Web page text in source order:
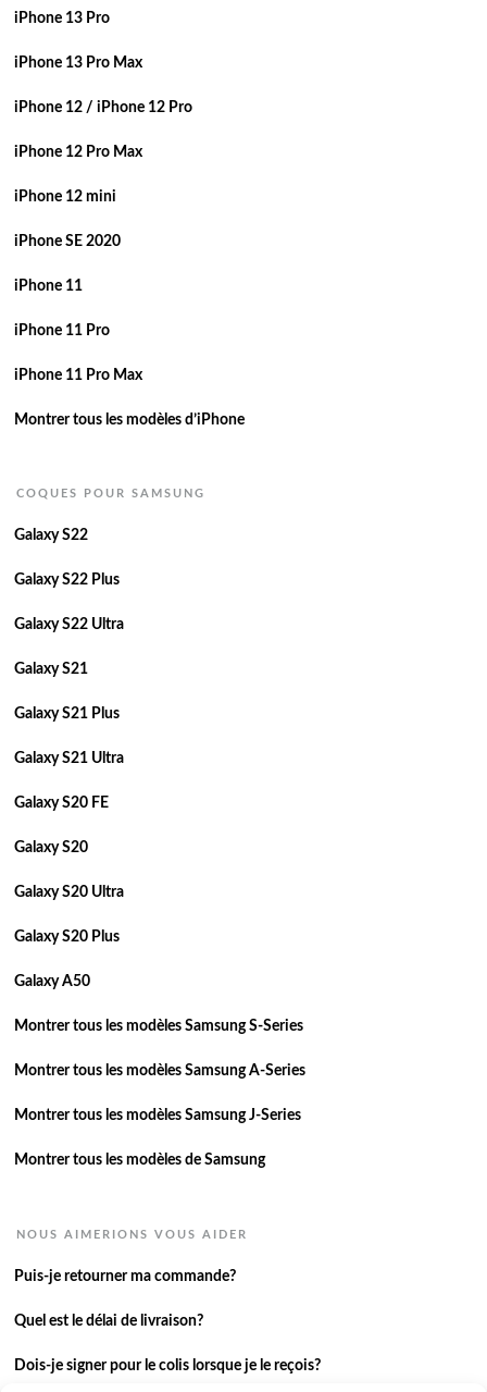
iPhone 13 Pro
iPhone 13 Pro Max
iPhone 12 / iPhone 12 Pro
iPhone 12 Pro Max
iPhone 12 mini
iPhone SE 2020
iPhone 11
iPhone 11 Pro
iPhone 11 Pro Max
Montrer tous les modèles d’iPhone
COQUES POUR SAMSUNG
Galaxy S22
Galaxy S22 Plus
Galaxy S22 Ultra
Galaxy S21
Galaxy S21 Plus
Galaxy S21 Ultra
Galaxy S20 FE
Galaxy S20
Galaxy S20 Ultra
Galaxy S20 Plus
Galaxy A50
Montrer tous les modèles Samsung S-Series
Montrer tous les modèles Samsung A-Series
Montrer tous les modèles Samsung J-Series
Montrer tous les modèles de Samsung
NOUS AIMERIONS VOUS AIDER
Puis-je retourner ma commande?
Quel est le délai de livraison?
Dois-je signer pour le colis lorsque je le reçois?